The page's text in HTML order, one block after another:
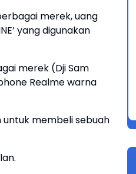
merek, uang
yang digunakan
merek (Dji Sam
Realme warna
untuk membeli sebuah